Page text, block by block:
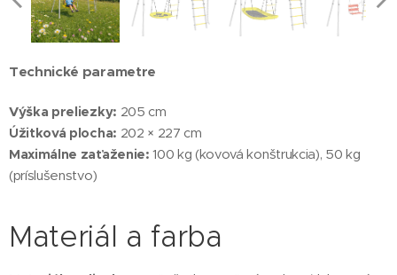
Technické parametre
Výška preliezky: 205 cm
Úžitková plocha: 202 × 227 cm
Maximálne zaťaženie: 100 kg (kovová konštrukcia), 50 kg
(príslušenstvo)
Materiál a farba